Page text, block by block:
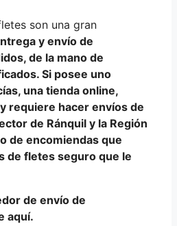
son una gran
y envío de
, de la mano de
. Si posee uno
una tienda online,
requiere hacer envíos de
de Ránquil y la Región
de encomiendas que
de fletes seguro que le
de envío de
aquí.